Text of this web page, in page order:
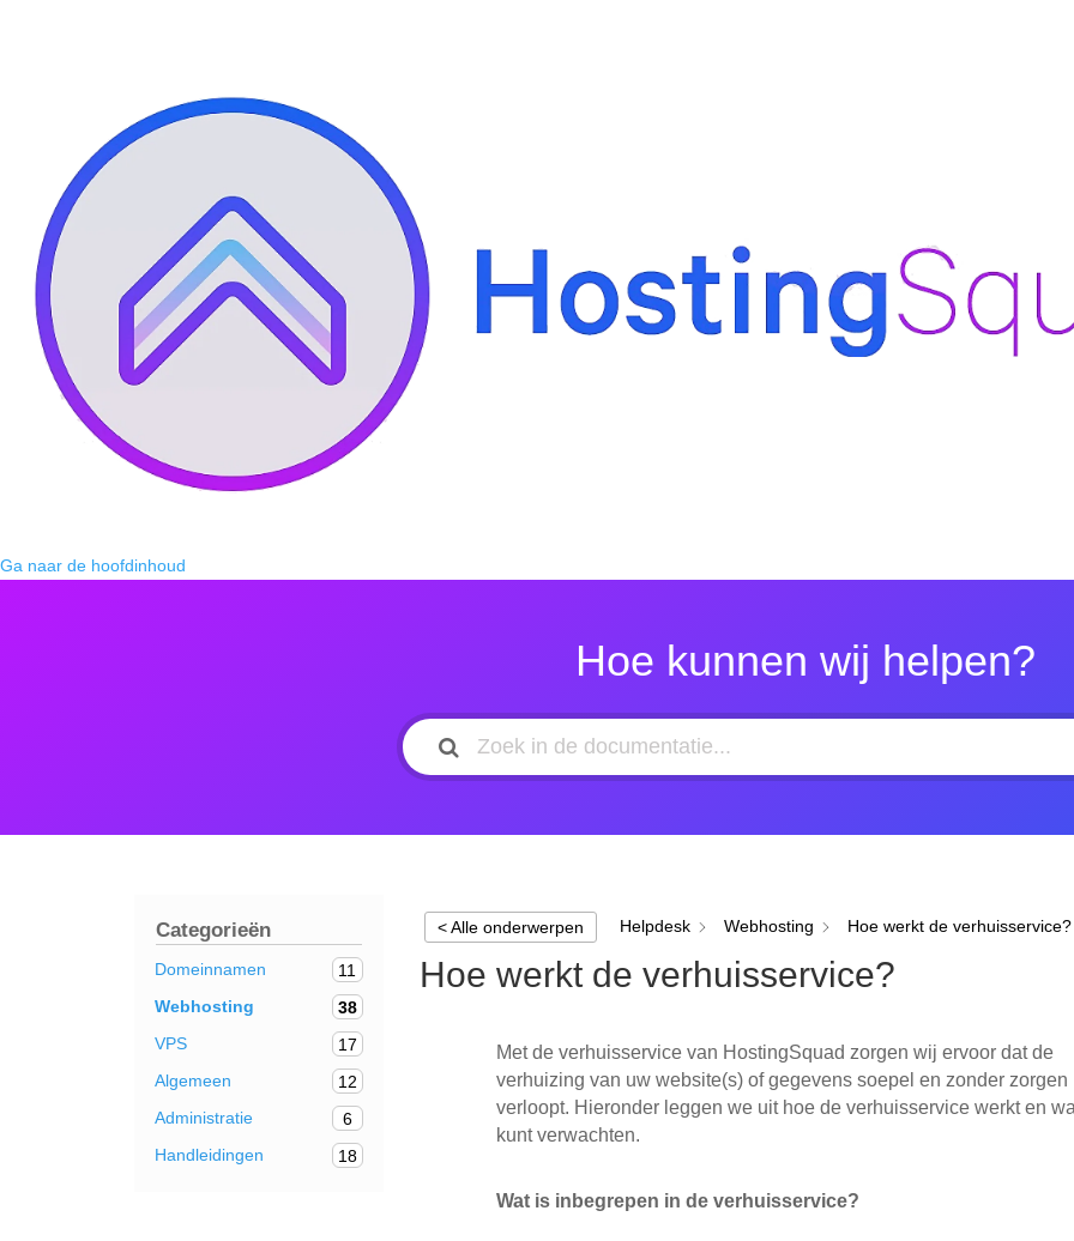
Ga naar de hoofdinhoud
Hoe kunnen wij helpen?
Categorieën
Domeinnamen
11
Webhosting
38
VPS
17
Algemeen
12
Administratie
6
Handleidingen
18
< Alle onderwerpen Helpdesk Webhosting Hoe werkt de verhuisservice?
Hoe werkt de verhuisservice?
Met de verhuisservice van HostingSquad zorgen wij ervoor dat de
verhuizing van uw website(s) of gegevens soepel en zonder zorgen
verloopt. Hieronder leggen we uit hoe de verhuisservice werkt en
kunt verwachten.
Wat is inbegrepen in de verhuisservice?